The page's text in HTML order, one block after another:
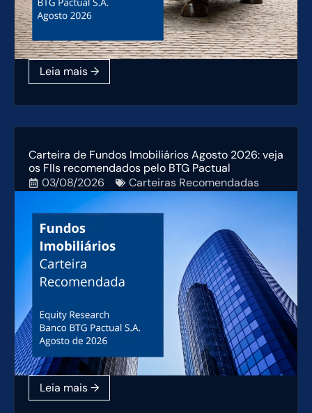
Carteira de Fundos Imobiliários Agosto 2026: veja
os FIIs recomendados pelo BTG Pactual
03/08/2026
Carteiras Recomendadas